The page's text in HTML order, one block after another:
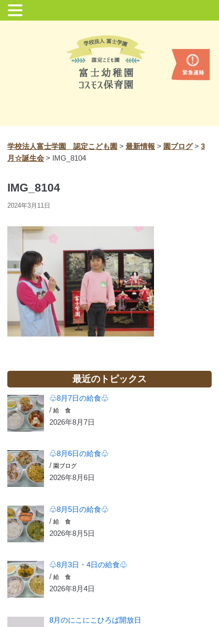
ッ
学校法人富士学園 認定こども園 > 最新情報 > 園ブログ> 3
月☆誕生会 > IMG_8104
IMG_8104
2024年3月11日
最近のトピックス
♧8月7日の給食♧
/給 食
2026年8月7日
♧8月6日の給食♧
/園ブログ
2026年8月6日
♧8月5日の給食♧
/給 食
2026年8月5日
♧8月3日・4日の給食♧
/給 食
2026年8月4日
8月のにこにこひろば開放日